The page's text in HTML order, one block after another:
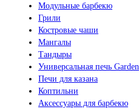
Модульные барбекю
Грили
Костровые чаши
Мангалы
Тандыры
Универсальная печь Garden
Печи для казана
Коптильни
Аксессуары для барбекю